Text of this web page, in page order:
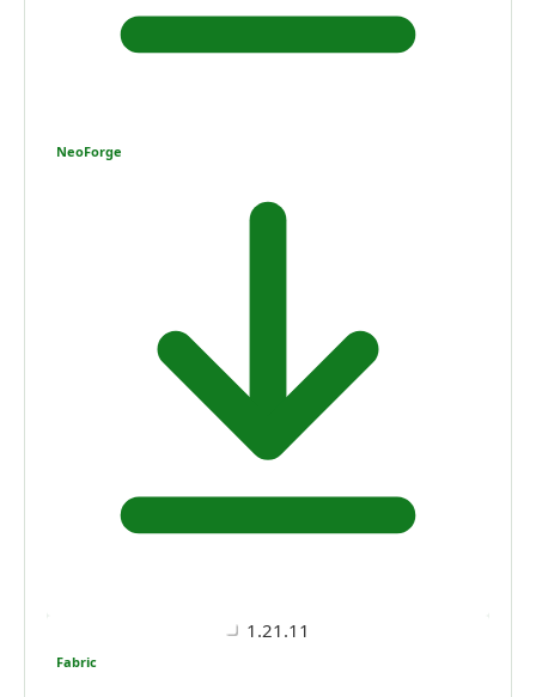
NeoForge
1.21.11
Fabric